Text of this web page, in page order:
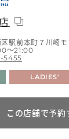
駅前本町７川崎
～21:00
5455
LADIES'
この店舗で予約